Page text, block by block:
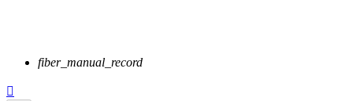
fiber_manual_record
